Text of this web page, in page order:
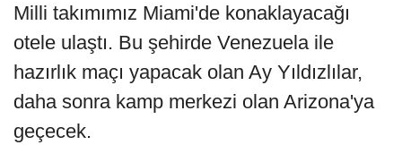
Milli takımımız Miami'de konaklayacağı
otele ulaştı. Bu şehirde Venezuela ile
hazırlık maçı yapacak olan Ay Yıldızlılar,
daha sonra kamp merkezi olan Arizona'ya
geçecek.